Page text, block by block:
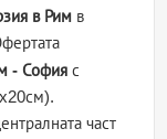
в Рим в
- София с
част